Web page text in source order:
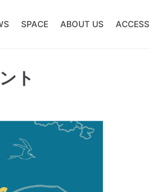
SPACE ABOUT US ACCESS
ト